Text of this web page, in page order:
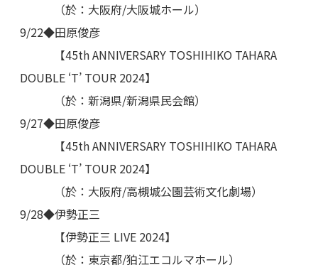
（於：大阪府/大阪城ホール）
9/22◆田原俊彦
【45th ANNIVERSARY TOSHIHIKO TAHARA
DOUBLE ‘T’ TOUR 2024】
（於：新潟県/新潟県民会館）
9/27◆田原俊彦
【45th ANNIVERSARY TOSHIHIKO TAHARA
DOUBLE ‘T’ TOUR 2024】
（於：大阪府/高槻城公園芸術文化劇場）
9/28◆伊勢正三
【伊勢正三 LIVE 2024】
（於：東京都/狛江エコルマホール）